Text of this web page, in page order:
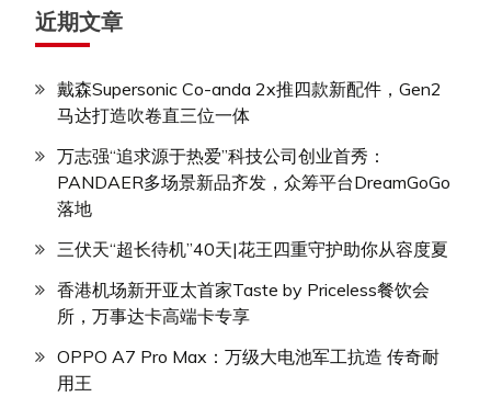
近期文章
戴森Supersonic Co-anda 2x推四款新配件，Gen2
马达打造吹卷直三位一体
万志强“追求源于热爱”科技公司创业首秀：
PANDAER多场景新品齐发，众筹平台DreamGoGo
落地
三伏天“超长待机”40天|花王四重守护助你从容度夏
香港机场新开亚太首家Taste by Priceless餐饮会
所，万事达卡高端卡专享
OPPO A7 Pro Max：万级大电池军工抗造 传奇耐
用王